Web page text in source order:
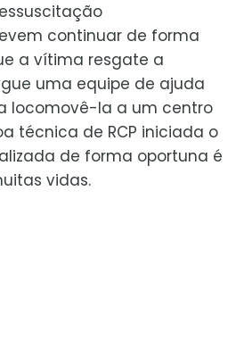
continuar de forma
a vítima resgate a
uma equipe de ajuda
locomovê-la a um centro
técnica de RCP iniciada o
de forma oportuna é
vidas.